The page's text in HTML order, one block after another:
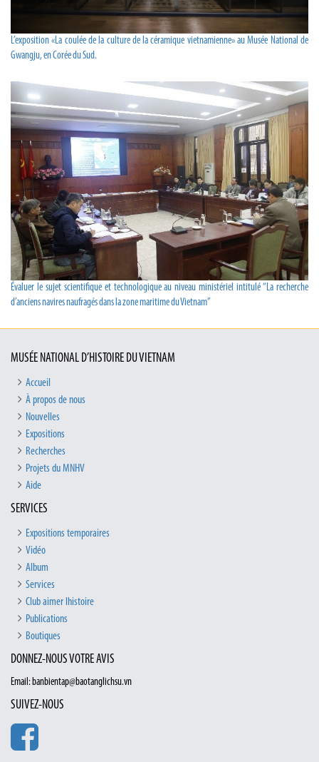
L’exposition «La coulée de la culture de la céramique vietnamienne» au Musée National de
Gwangju, en Corée du Sud.
Évaluer le sujet scientifique et technologique au niveau ministériel intitulé “La recherche
d’anciens navires naufragés dans la zone maritime du Vietnam”
MUSÉE NATIONAL D’HISTOIRE DU VIETNAM
Accueil
À propos de nous
Nouvelles
Expositions
Recherches
Projets du MNHV
Aide
SERVICES
Expositions temporaires
Vidéo
Album
Services
Club aimer lhistoire
Publications
Boutiques
DONNEZ-NOUS VOTRE AVIS
Email: banbientap@baotanglichsu.vn
SUIVEZ-NOUS